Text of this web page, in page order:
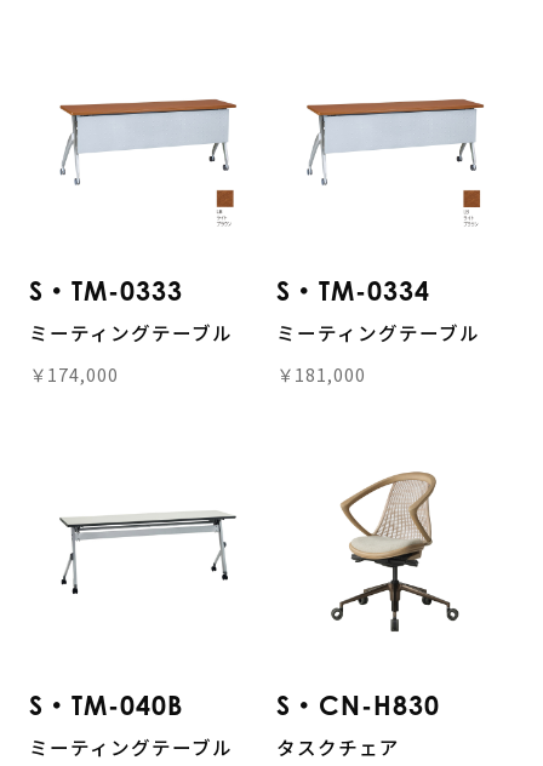
S・TM-0333
ミーティングテーブル
￥174,000
S・TM-0334
ミーティングテーブル
￥181,000
S・TM-040B
ミーティングテーブル
S・CN-H830
タスクチェア